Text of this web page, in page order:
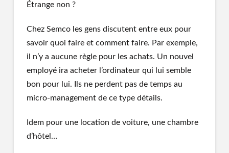
Étrange non ?
Chez Semco les gens discutent entre eux pour
savoir quoi faire et comment faire. Par exemple,
il n’y a aucune règle pour les achats. Un nouvel
employé ira acheter l’ordinateur qui lui semble
bon pour lui. Ils ne perdent pas de temps au
micro-management de ce type détails.
Idem pour une location de voiture, une chambre
d’hôtel…